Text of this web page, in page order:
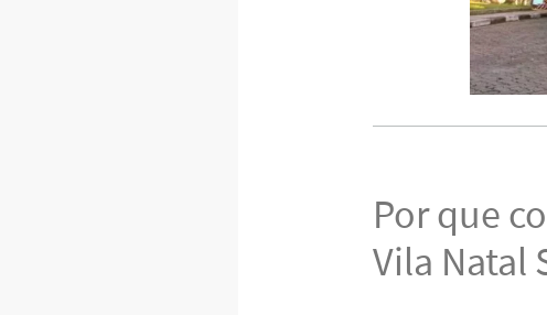
Por que
Vila Natal